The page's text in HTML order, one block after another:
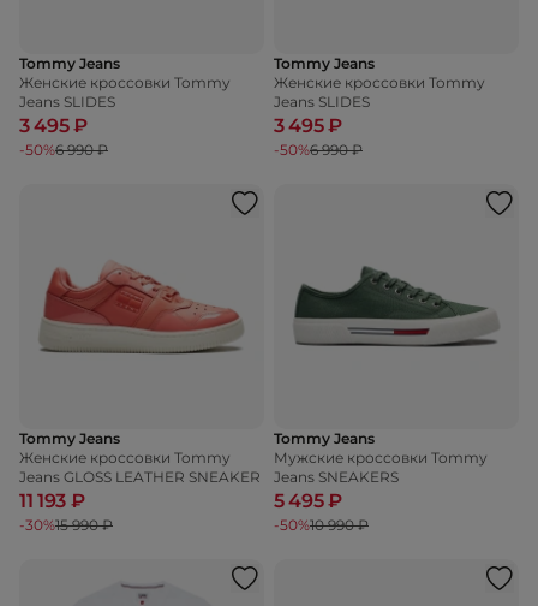
Tommy Jeans
Женские кроссовки Tommy
Jeans SLIDES
3 495 ₽
-50%6 990 ₽
Tommy Jeans
Женские кроссовки Tommy
Jeans SLIDES
3 495 ₽
-50%6 990 ₽
Tommy Jeans
Женские кроссовки Tommy
Jeans GLOSS LEATHER SNEAKER
11 193 ₽
-30%15 990 ₽
Tommy Jeans
Мужские кроссовки Tommy
Jeans SNEAKERS
5 495 ₽
-50%10 990 ₽